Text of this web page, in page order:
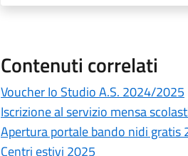
Contenuti correlati
Voucher Io Studio A.S. 2024/2025
Iscrizione al servizio mensa
Apertura portale bando nidi
Centri estivi 2025